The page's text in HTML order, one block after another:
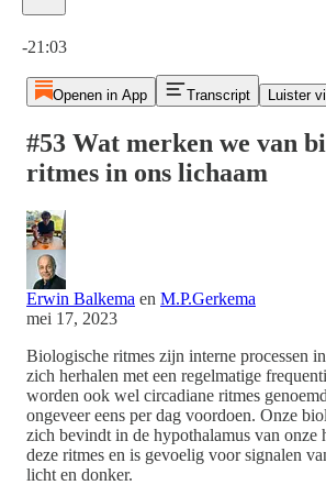
-21:03
Openen in App Transcript Luister
#53 Wat merken we van
ritmes in ons lichaam
Erwin Balkema en M.P.Gerkema
mei 17, 2023
Biologische ritmes zijn interne processen
zich herhalen met een regelmatige
worden ook wel circadiane ritmes
ongeveer eens per dag voordoen. Onze
zich bevindt in de hypothalamus van onze
deze ritmes en is gevoelig voor signalen
licht en donker.